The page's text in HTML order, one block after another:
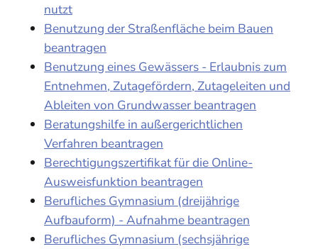
nutzt
Benutzung der Straßenfläche beim Bauen
beantragen
Benutzung eines Gewässers - Erlaubnis zum
Entnehmen, Zutagefördern, Zutageleiten und
Ableiten von Grundwasser beantragen
Beratungshilfe in außergerichtlichen
Verfahren beantragen
Berechtigungszertifikat für die Online-
Ausweisfunktion beantragen
Berufliches Gymnasium (dreijährige
Aufbauform) - Aufnahme beantragen
Berufliches Gymnasium (sechsjährige